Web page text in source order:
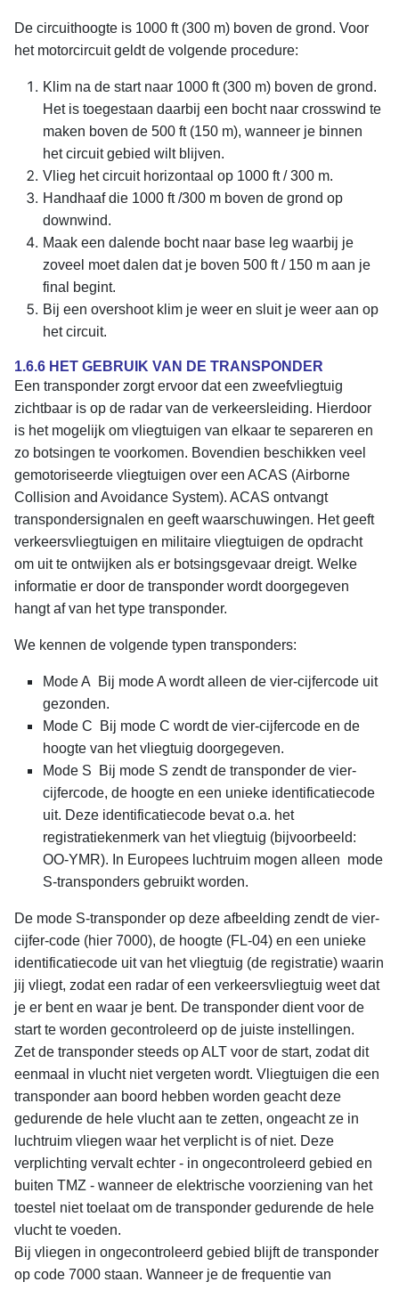
De circuithoogte is 1000 ft (300 m) boven de grond. Voor
het motorcircuit geldt de volgende procedure:
Klim na de start naar 1000 ft (300 m) boven de grond.
Het is toegestaan daarbij een bocht naar crosswind te
maken boven de 500 ft (150 m), wanneer je binnen
het circuit gebied wilt blijven.
Vlieg het circuit horizontaal op 1000 ft / 300 m.
Handhaaf die 1000 ft /300 m boven de grond op
downwind.
Maak een dalende bocht naar base leg waarbij je
zoveel moet dalen dat je boven 500 ft / 150 m aan je
final begint.
Bij een overshoot klim je weer en sluit je weer aan op
het circuit.
1.6.6 HET GEBRUIK VAN DE TRANSPONDER
Een transponder zorgt ervoor dat een zweefvliegtuig
zichtbaar is op de radar van de verkeersleiding. Hierdoor
is het mogelijk om vliegtuigen van elkaar te separeren en
zo botsingen te voorkomen. Bovendien beschikken veel
gemotoriseerde vliegtuigen over een ACAS (Airborne
Collision and Avoidance System). ACAS ontvangt
transpondersignalen en geeft waarschuwingen. Het geeft
verkeersvliegtuigen en militaire vliegtuigen de opdracht
om uit te ontwijken als er botsingsgevaar dreigt. Welke
informatie er door de transponder wordt doorgegeven
hangt af van het type transponder.
We kennen de volgende typen transponders:
Mode A Bij mode A wordt alleen de vier-cijfercode uit
gezonden.
Mode C Bij mode C wordt de vier-cijfercode en de
hoogte van het vliegtuig doorgegeven.
Mode S Bij mode S zendt de transponder de vier-
cijfercode, de hoogte en een unieke identificatiecode
uit. Deze identificatiecode bevat o.a. het
registratiekenmerk van het vliegtuig (bijvoorbeeld:
OO-YMR). In Europees luchtruim mogen alleen mode
S-transponders gebruikt worden.
De mode S-transponder op deze afbeelding zendt de vier-
cijfer-code (hier 7000), de hoogte (FL-04) en een unieke
identificatiecode uit van het vliegtuig (de registratie) waarin
jij vliegt, zodat een radar of een verkeersvliegtuig weet dat
je er bent en waar je bent. De transponder dient voor de
start te worden gecontroleerd op de juiste instellingen.
Zet de transponder steeds op ALT voor de start, zodat dit
eenmaal in vlucht niet vergeten wordt. Vliegtuigen die een
transponder aan boord hebben worden geacht deze
gedurende de hele vlucht aan te zetten, ongeacht ze in
luchtruim vliegen waar het verplicht is of niet. Deze
verplichting vervalt echter - in ongecontroleerd gebied en
buiten TMZ - wanneer de elektrische voorziening van het
toestel niet toelaat om de transponder gedurende de hele
vlucht te voeden.
Bij vliegen in ongecontroleerd gebied blijft de transponder
op code 7000 staan. Wanneer je de frequentie van